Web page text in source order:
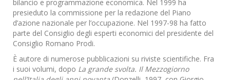
bilancio e programmazione economica. Nel 1999 ha
presieduto la commissione per la redazione del Piano
d’azione nazionale per l’occupazione. Nel 1997-98 ha fatto
parte del Consiglio degli esperti economici del presidente del
Consiglio Romano Prodi.
È autore di numerose pubblicazioni su riviste scientifiche. Fra
i suoi volumi, dopo La grande svolta. Il Mezzogiorno